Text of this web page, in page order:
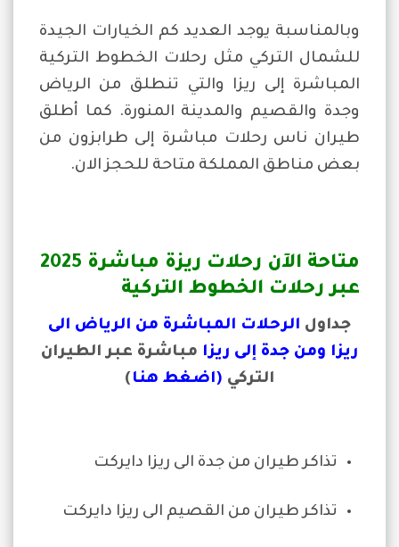
وبالمناسبة يوجد العديد كم الخيارات الجيدة
للشمال التركي مثل رحلات الخطوط التركية
المباشرة إلى ريزا والتي تنطلق من الرياض
وجدة والقصيم والمدينة المنورة. كما أطلق
طيران ناس رحلات مباشرة إلى طرابزون من
بعض مناطق المملكة متاحة للحجز الان.
متاحة الآن رحلات ريزة مباشرة 2025
عبر رحلات الخطوط التركية
جداول الرحلات المباشرة من الرياض الى
ريزا ومن جدة إلى ريزا مباشرة عبر الطيران
التركي (اضغط هنا )
تذاكر طيران من جدة الى ريزا دايركت
تذاكر طيران من القصيم الى ريزا دايركت